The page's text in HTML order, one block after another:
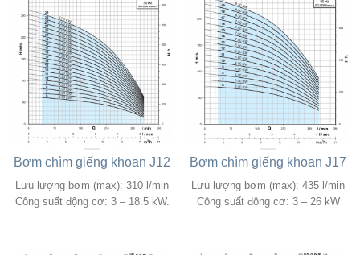
Bơm chìm giếng khoan J12
Lưu lượng bơm (max): 310 l/min
Công suất động cơ: 3 – 18.5 kW.
Bơm chìm giếng khoan J17
Lưu lượng bơm (max): 435 l/min
Công suất động cơ: 3 – 26 kW